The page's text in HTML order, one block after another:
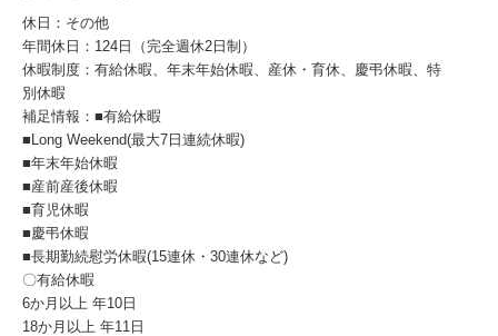
休⽇：その他
年間休⽇：124⽇（完全週休2日制）
休暇制度：有給休暇、年末年始休暇、産休・育休、慶弔休暇、特
別休暇
補足情報：■有給休暇
■Long Weekend(最大7⽇連続休暇)
■年末年始休暇
■産前産後休暇
■育児休暇
■慶弔休暇
■長期勤続慰労休暇(15連休・30連休など)
〇有給休暇
6か月以上 年10⽇
18か月以上 年11⽇